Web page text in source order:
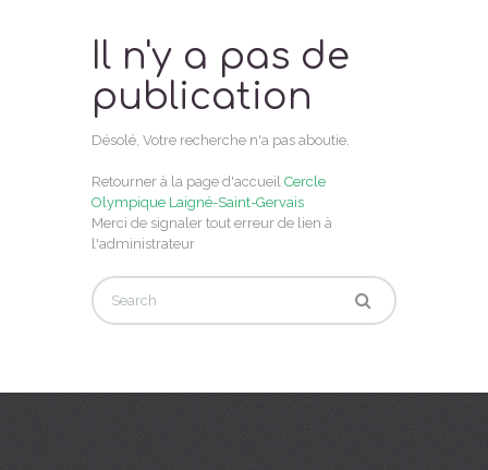
Il n'y a pas de
publication
Désolé, Votre recherche n'a pas aboutie.
Retourner à la page d'accueil Cercle
Olympique Laigné-Saint-Gervais
Merci de signaler tout erreur de lien à
l'administrateur